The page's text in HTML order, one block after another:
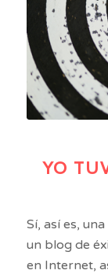
YO
Sí, así es,
un blog de
en Internet,